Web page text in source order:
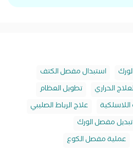
استبدال مفصل الكتف
الحراري
تطويل العظام
اللاسلكية
علاج الرباط الصليبي
مفصل الورك
عملية مفصل الكوع